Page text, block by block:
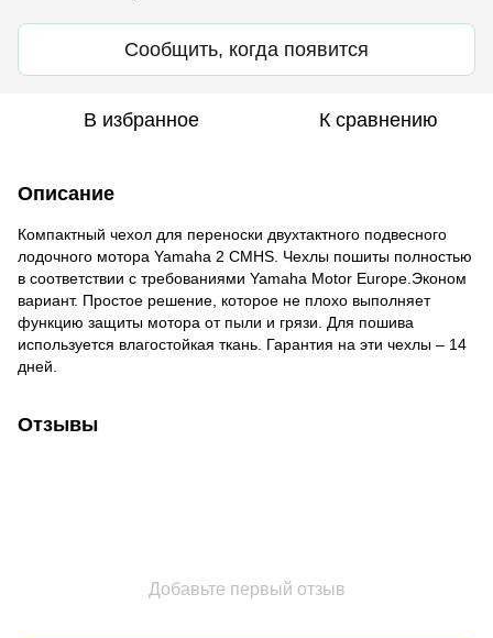
Сообщить, когда появится
В избранное К сравнению
Описание
Компактный чехол для переноски двухтактного подвесного
лодочного мотора Yamaha 2 CMHS. Чехлы пошиты полностью
в соответствии с требованиями Yamaha Motor Europe.Эконом
вариант. Простое решение, которое не плохо выполняет
функцию защиты мотора от пыли и грязи. Для пошива
используется влагостойкая ткань. Гарантия на эти чехлы – 14
дней.
Отзывы
Добавьте первый отзыв